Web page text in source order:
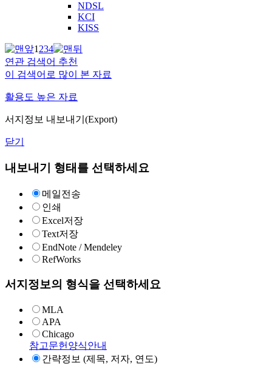
NDSL
KCI
KISS
1234
연관 검색어 추천
이 검색어로 많이 본 자료
활용도 높은 자료
서지정보 내보내기(Export)
닫기
내보내기 형태를 선택하세요
메일전송
인쇄
Excel저장
Text저장
EndNote / Mendeley
RefWorks
서지정보의 형식을 선택하세요
MLA
APA
Chicago
참고문헌양식안내
간략정보 (제목, 저자, 연도)